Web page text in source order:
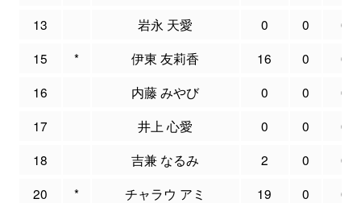
13
岩永 天愛 0 0
0
15
* 伊東 友莉香 16 0
0
16
内藤 みやび 0 0
0
17
井上 心愛 0 0
0
18
吉兼 なるみ 2 0
0
20
* チャラウ アミ 19 0 0